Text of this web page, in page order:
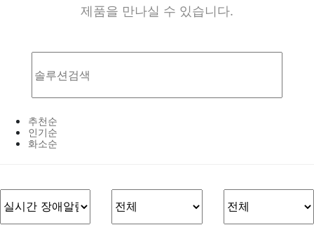
제품을 만나실 수 있습니다.
추천순
인기순
화소순